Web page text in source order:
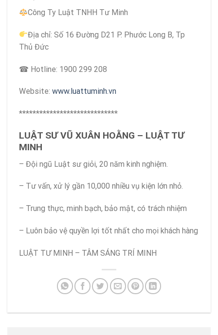
Công Ty Luật TNHH Tư Minh
Địa chỉ: Số 16 Đường D21 P. Phước Long B, Tp
Thủ Đức
☎ Hotline: 1900 299 208
Website: www.luattuminh.vn
*****************************
LUẬT SƯ VŨ XUÂN HOẰNG – LUẬT TƯ
MINH
– Đội ngũ Luật sư giỏi, 20 năm kinh nghiệm.
– Tư vấn, xử lý gần 10,000 nhiều vụ kiện lớn nhỏ.
– Trung thực, minh bạch, bảo mật, có trách nhiệm
– Luôn bảo vệ quyền lợi tốt nhất cho mọi khách hàng
LUẬT TƯ MINH – TÂM SÁNG TRÍ MINH